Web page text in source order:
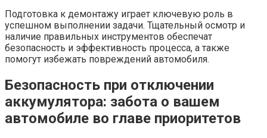
Подготовка к демонтажу играет ключевую роль в
успешном выполнении задачи. Тщательный осмотр и
наличие правильных инструментов обеспечат
безопасность и эффективность процесса, а также
помогут избежать повреждений автомобиля.
Безопасность при отключении
аккумулятора: забота о вашем
автомобиле во главе приоритетов